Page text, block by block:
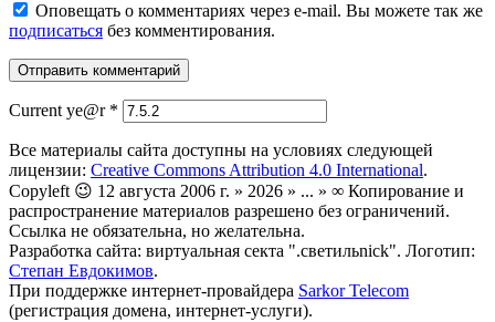
Оповещать о комментариях через e-mail. Вы можете так же
подписаться без комментирования.
Current ye@r *
Все материалы сайта доступны на условиях следующей
лицензии: Creative Commons Attribution 4.0 International.
Copyleft 😉 12 августа 2006 г. » 2026 » ... » ∞ Копирование и
распространение материалов разрешено без ограничений.
Ссылка не обязательна, но желательна.
Разработка сайта: виртуальная секта ".светильnick". Логотип:
Степан Евдокимов.
При поддержке интернет-провайдера Sarkor Telecom
(регистрация домена, интернет-услуги).